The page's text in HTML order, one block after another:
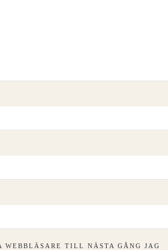
WEBBLÄSARE TILL NÄSTA GÅNG JAG